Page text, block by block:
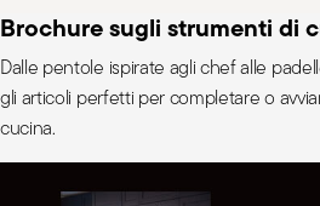
Brochure sugli strumenti di
Dalle pentole ispirate agli chef alle
gli articoli perfetti per completare o
cucina.